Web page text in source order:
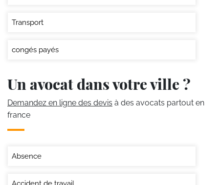
Transport
congés payés
Un avocat dans votre ville ?
Demandez en ligne des devis à des avocats partout en
france
Absence